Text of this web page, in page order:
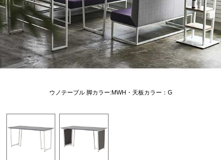
ウノテーブル 脚カラー:MWH・天板カラー：G